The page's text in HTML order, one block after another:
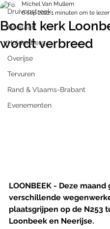
Druivenstreek
Hoeilaart
Huldenberg
Overijse
Tervuren
Rand & Vlaams-Brabant
Evenementen
Bocht kerk
wordt verbreed
Michel Van Mullem
6 sep 20221 minuten om te
LOONBEEK - Deze maand
verschillende
plaatsgrijpen op de N253
Loonbeek en Neerijse.